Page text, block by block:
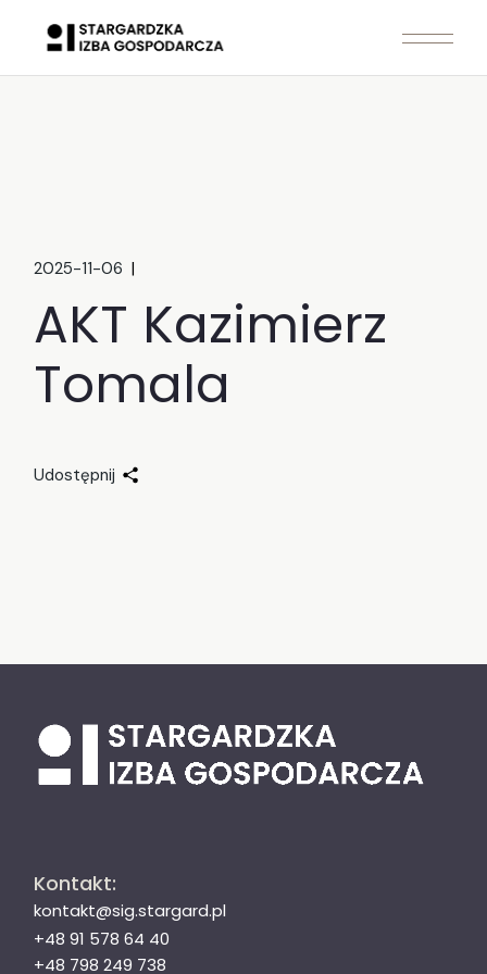
content
2025-11-06
AKT Kazimierz
Tomala
Udostępnij
Kontakt:
kontakt@sig.stargard.pl
+48 91 578 64 40
+48 798 249 738